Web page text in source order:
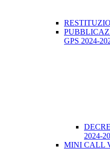
GPS 2024-
2024-
MINI CALL